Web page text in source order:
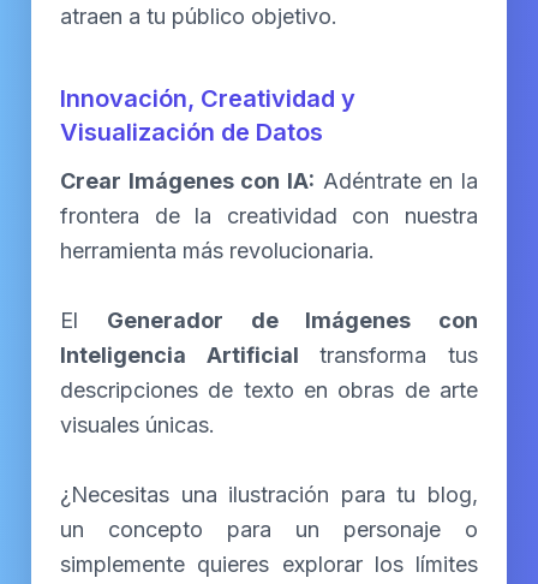
atraen a tu público objetivo.
Innovación, Creatividad y
Visualización de Datos
Crear Imágenes con IA: Adéntrate en la
frontera de la creatividad con nuestra
herramienta más revolucionaria.
El Generador de Imágenes con
Inteligencia Artificial transforma tus
descripciones de texto en obras de arte
visuales únicas.
¿Necesitas una ilustración para tu blog,
un concepto para un personaje o
simplemente quieres explorar los límites